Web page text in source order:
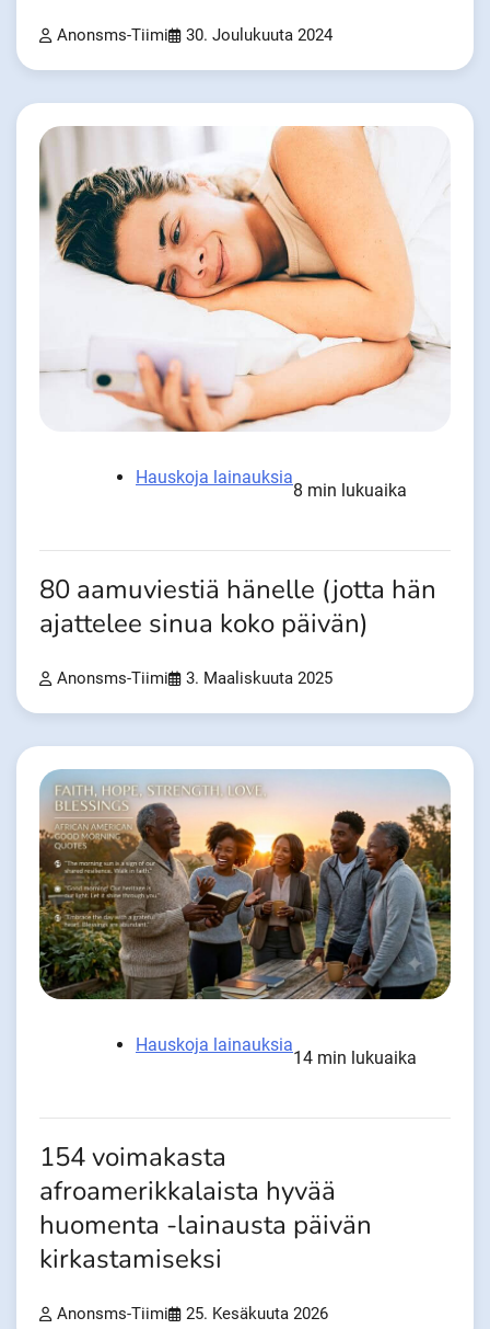
Anonsms-Tiimi 30. Joulukuuta 2024
Hauskoja lainauksia
8 min lukuaika
80 aamuviestiä hänelle (jotta hän
ajattelee sinua koko päivän)
Anonsms-Tiimi 3. Maaliskuuta 2025
Hauskoja lainauksia
14 min lukuaika
154 voimakasta
afroamerikkalaista hyvää
huomenta -lainausta päivän
kirkastamiseksi
Anonsms-Tiimi 25. Kesäkuuta 2026